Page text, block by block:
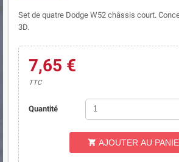
Set de quatre Dodge W52 châssis court.
3D.
7,65 €
TTC
Quantité
 AJOUTER AU